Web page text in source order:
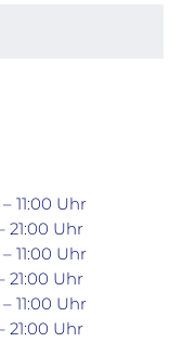
11:00 Uhr
21:00 Uhr
11:00 Uhr
21:00 Uhr
11:00 Uhr
21:00 Uhr